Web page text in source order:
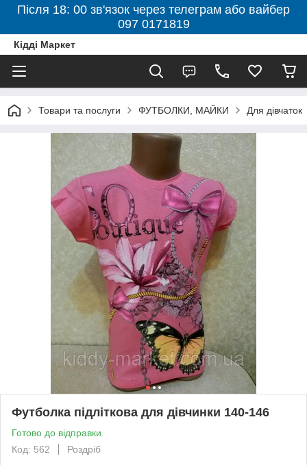
Після 18: 00 зв'язок через телеграм або вайбер
097 0171819
Кідді Маркет
Товари та послуги ФУТБОЛКИ, МАЙКИ Для дівчаток
Футболка підліткова для дівчинки 140-146
Готово до відправки
Код: 562
Роздріб